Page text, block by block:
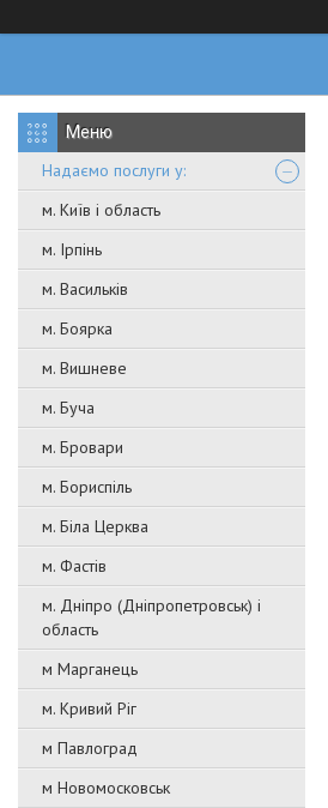
Надаємо послуги у:
м. Київ і область
м. Ірпінь
м. Васильків
м. Боярка
м. Вишневе
м. Буча
м. Бровари
м. Бориспіль
м. Біла Церква
м. Фастів
м. Дніпро (Дніпропетровськ) і
область
м Марганець
м. Кривий Ріг
м Павлоград
м Новомосковськ